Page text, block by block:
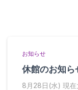
お知らせ
休館のお知ら
8月28日(水) 現在